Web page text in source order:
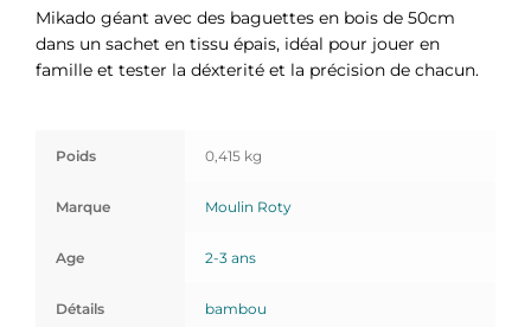
Mikado géant avec des baguettes en bois de 50cm
dans un sachet en tissu épais, idéal pour jouer en
famille et tester la déxterité et la précision de chacun.
Poids 0,415 kg
Marque Moulin Roty
Age 2-3 ans
Détails bambou